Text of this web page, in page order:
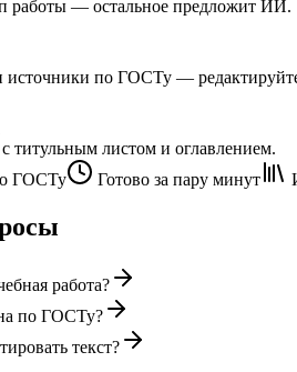
работы — остальное предложит ИИ.
источники по ГОСТу —
титульным листом и оглавлением.
ГОСТу
Готово за пару минут
работа?
по ГОСТу?
текст?